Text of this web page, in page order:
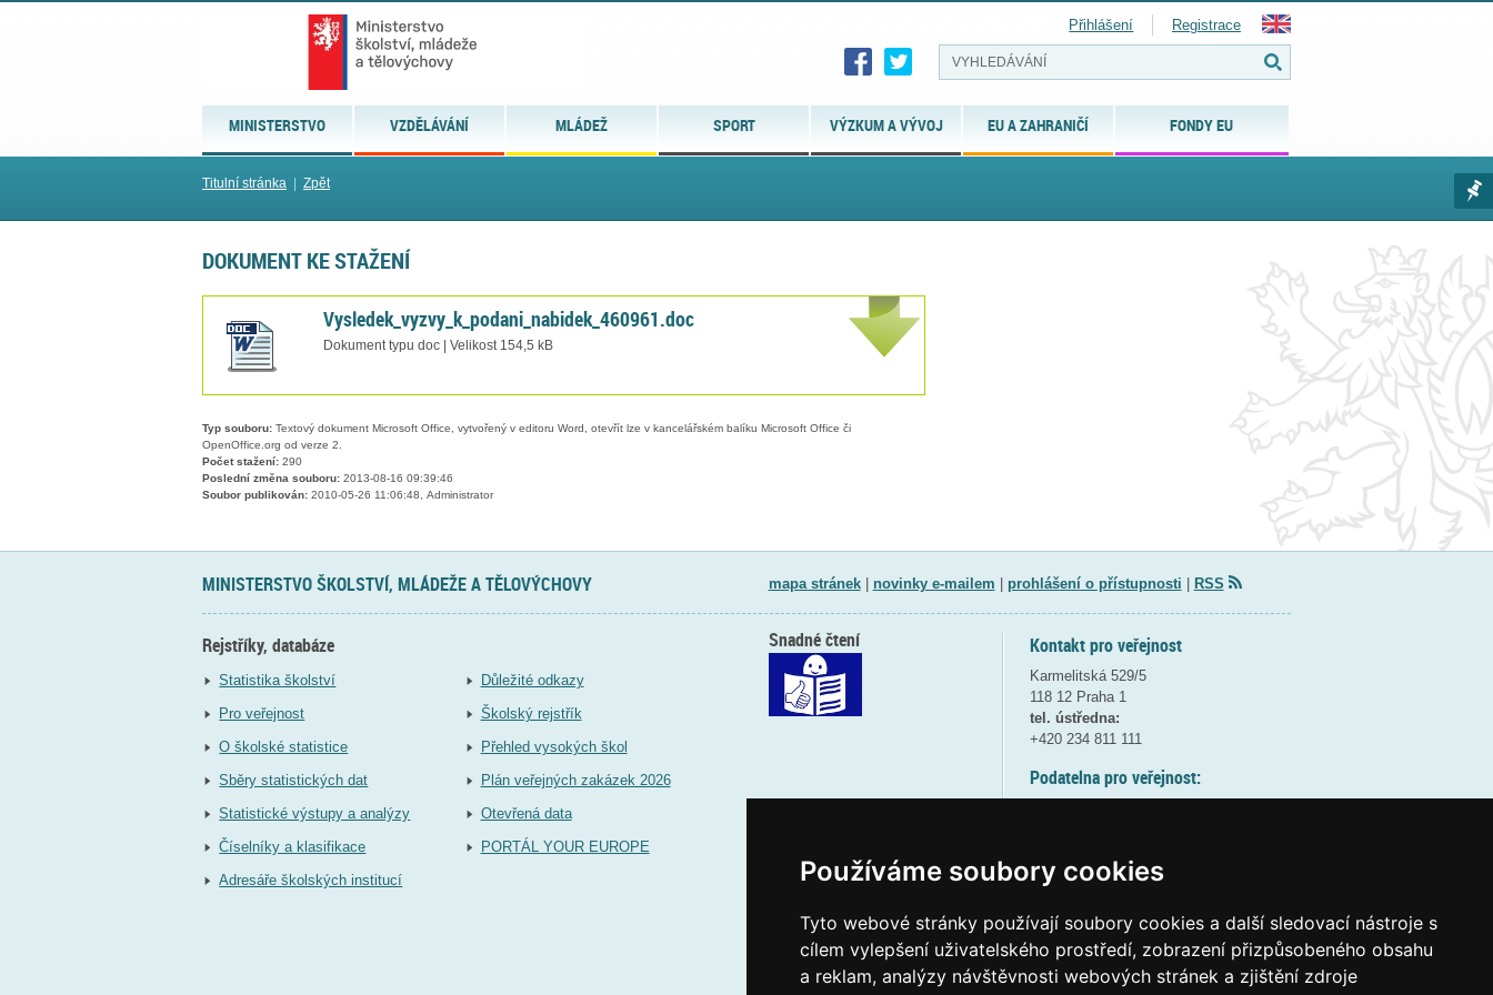
Používáme soubory cookies
Tyto webové stránky používají soubory cookies a další sledovací nástroje s
cílem vylepšení uživatelského prostředí, zobrazení přizpůsobeného obsahu
a reklam, analýzy návštěvnosti webových stránek a zjištění zdroje
MINISTERSTVO VZDĚLÁVÁNÍ MLÁDEŽ SPORT VÝZKUM A VÝVOJ EU A ZAHRANIČÍ FONDY EU
Přihlášení Registrace
Titulní stránka Zpět
DOKUMENT KE STAŽENÍ
Vysledek_vyzvy_k_podani_nabidek_460961.doc
Dokument typu doc | Velikost 154,5 kB
Typ souboru: Textový dokument Microsoft Office, vytvořený v editoru Word, otevřít lze v kancelářském balíku Microsoft Office či
OpenOffice.org od verze 2.
Počet stažení: 290
Poslední změna souboru: 2013-08-16 09:39:46
Soubor publikován: 2010-05-26 11:06:48, Administrator
MINISTERSTVO ŠKOLSTVÍ, MLÁDEŽE A TĚLOVÝCHOVY mapa stránek| novinky e-mailem prohlášení o přístupnosti RSS
Rejstříky, databáze
Statistika školství
Pro veřejnost
O školské statistice
Sběry statistických dat
Statistické výstupy a analýzy
Číselníky a klasifikace
Adresáře školských institucí
Důležité odkazy
Školský rejstřík
Přehled vysokých škol
Plán veřejných zakázek 2026
Otevřená data
PORTÁL YOUR EUROPE
Kontakt pro veřejnost
Karmelitská 529/5
118 12 Praha 1
tel. ústředna:
+420 234 811 111
Podatelna pro veřejnost:
(více informací
Elektronická podatelna:
posta@msmtgov cz
Snadné čtení